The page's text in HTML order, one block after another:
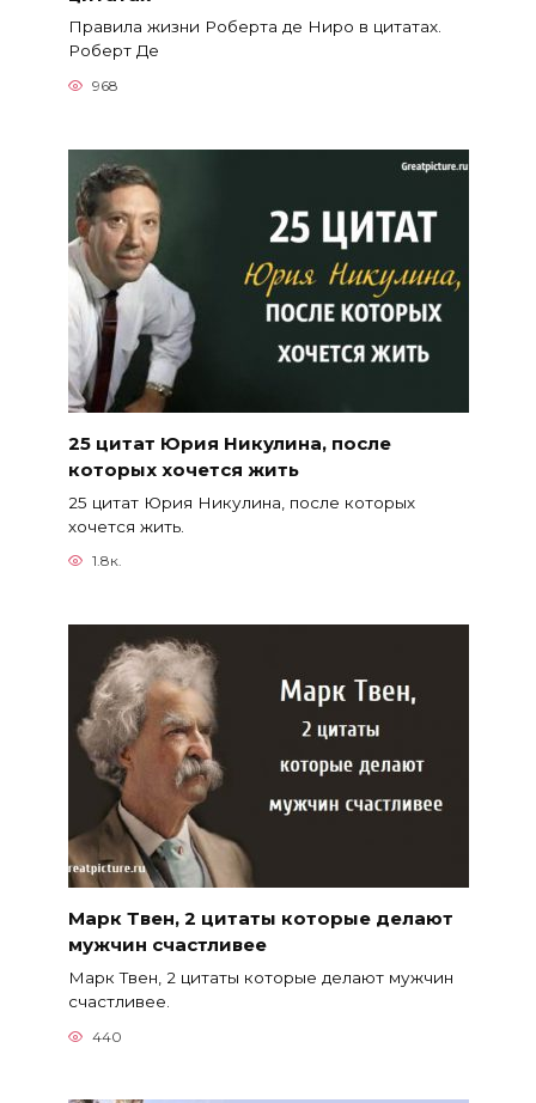
Правила жизни Роберта де Ниро в цитатах.
Роберт Де
968
25 цитат Юрия Никулина, после
которых хочется жить
25 цитат Юрия Никулина, после которых
хочется жить.
1.8к.
Марк Твен, 2 цитаты которые делают
мужчин счастливее
Марк Твен, 2 цитаты которые делают мужчин
счастливее.
440